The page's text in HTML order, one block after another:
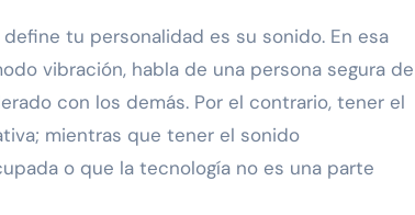
tu personalidad es su sonido. En esa
vibración, habla de una persona segura de
con los demás. Por el contrario, tener el
mientras que tener el sonido
o que la tecnología no es una parte